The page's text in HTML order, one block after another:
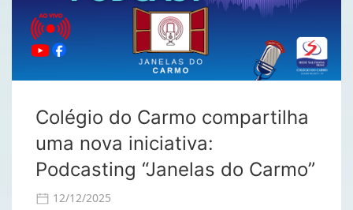
Colégio do Carmo compartilha
uma nova iniciativa:
Podcasting “Janelas do Carmo”
12/12/2025